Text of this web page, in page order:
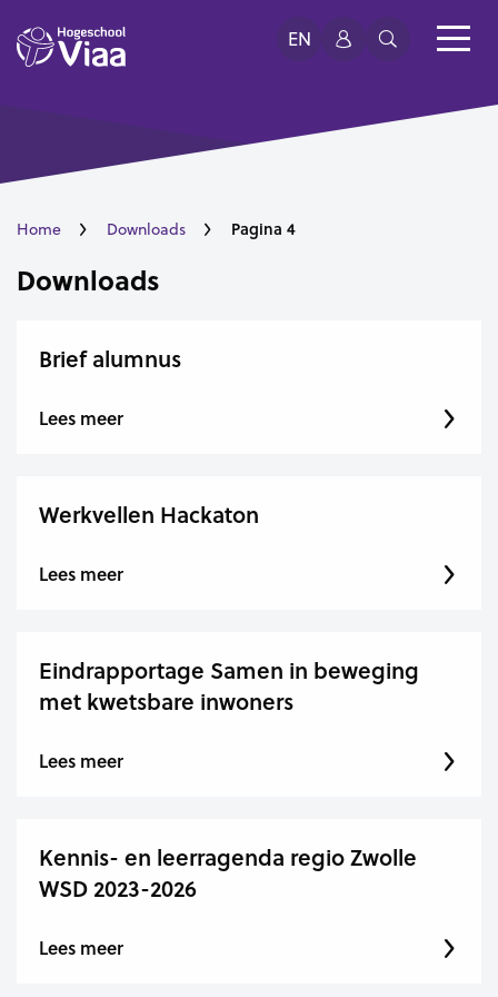
EN
Home Downloads Pagina 4
Downloads
Brief alumnus
Lees meer
Werkvellen Hackaton
Lees meer
Eindrapportage Samen in beweging
met kwetsbare inwoners
Lees meer
Kennis- en leerragenda regio Zwolle
WSD 2023-2026
Lees meer